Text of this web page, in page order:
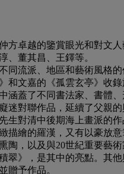
方卓越的鑒賞眼光和對文
、董其昌、王鐸等。
同流派、地區和藝術風格
和文嘉的《孤雲玄亭》收
涵蓋了不同書法家、書體
迷對聯作品，延續了父親
生對清中後期海上畫派的
描繪的羅漢，又有以豪放
陶，以及與20世紀重要藝
翠》，是其中的亮點。其
贈予作品。